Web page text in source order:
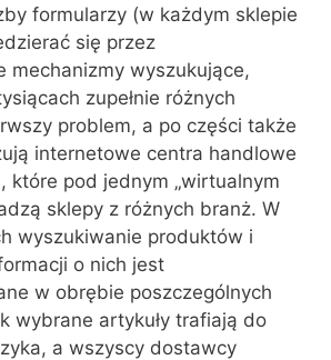
formularzy (w każdym sklepie
się przez
mechanizmy wyszukujące,
zupełnie różnych
problem, a po części także
internetowe centra handlowe
które pod jednym „wirtualnym
sklepy z różnych branż. W
wyszukiwanie produktów i
o nich jest
w obrębie poszczególnych
wybrane artykuły trafiają do
a wszyscy dostawcy